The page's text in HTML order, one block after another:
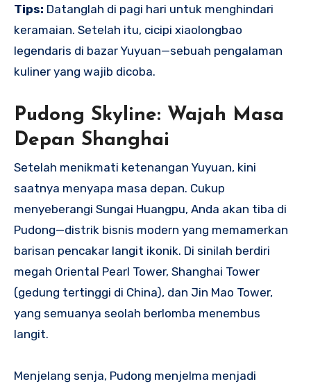
Tips: Datanglah di pagi hari untuk menghindari
keramaian. Setelah itu, cicipi xiaolongbao
legendaris di bazar Yuyuan—sebuah pengalaman
kuliner yang wajib dicoba.
Pudong Skyline: Wajah Masa
Depan Shanghai
Setelah menikmati ketenangan Yuyuan, kini
saatnya menyapa masa depan. Cukup
menyeberangi Sungai Huangpu, Anda akan tiba di
Pudong—distrik bisnis modern yang memamerkan
barisan pencakar langit ikonik. Di sinilah berdiri
megah Oriental Pearl Tower, Shanghai Tower
(gedung tertinggi di China), dan Jin Mao Tower,
yang semuanya seolah berlomba menembus
langit.
Menjelang senja, Pudong menjelma menjadi